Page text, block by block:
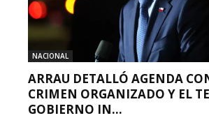
NACIONAL
ARRAU DETALLÓ AGENDA
CRIMEN ORGANIZADO Y EL
GOBIERNO IN...